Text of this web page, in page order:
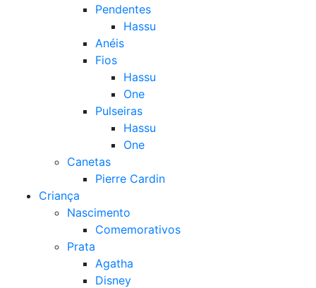
Pendentes
Hassu
Anéis
Fios
Hassu
One
Pulseiras
Hassu
One
Canetas
Pierre Cardin
Criança
Nascimento
Comemorativos
Prata
Agatha
Disney